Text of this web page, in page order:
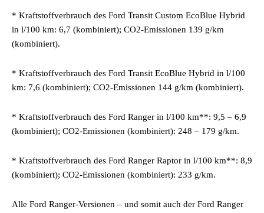
* Kraftstoffverbrauch des Ford Transit Custom EcoBlue Hybrid
in l/100 km: 6,7 (kombiniert); CO2-Emissionen 139 g/km
(kombiniert).
* Kraftstoffverbrauch des Ford Transit EcoBlue Hybrid in l/100
km: 7,6 (kombiniert); CO2-Emissionen 144 g/km (kombiniert).
* Kraftstoffverbrauch des Ford Ranger in l/100 km**: 9,5 – 6,9
(kombiniert); CO2-Emissionen (kombiniert): 248 – 179 g/km.
* Kraftstoffverbrauch des Ford Ranger Raptor in l/100 km**: 8,9
(kombiniert); CO2-Emissionen (kombiniert): 233 g/km.
Alle Ford Ranger-Versionen – und somit auch der Ford Ranger